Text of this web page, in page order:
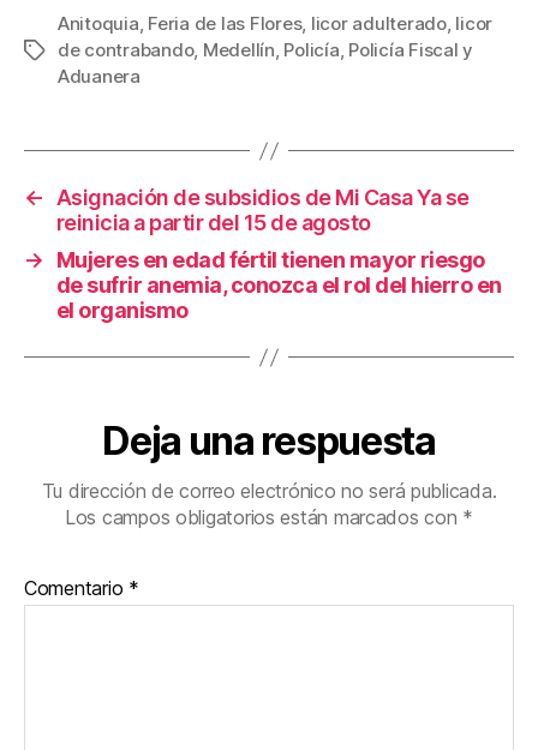
c
e
o
o
k
tt
er
ail er
e
m
p
tir
Etiquetas
Anitoquia, Feria de las Flores, licor adulterado, licor
de contrabando, Medellín, Policía, Policía Fiscal y
Aduanera
←
Asignación de subsidios de Mi Casa Ya se
reinicia a partir del 15 de agosto
→
Mujeres en edad fértil tienen mayor riesgo
de sufrir anemia, conozca el rol del hierro en
el organismo
Deja una respuesta
Tu dirección de correo electrónico no será publicada.
Los campos obligatorios están marcados con *
Comentario *